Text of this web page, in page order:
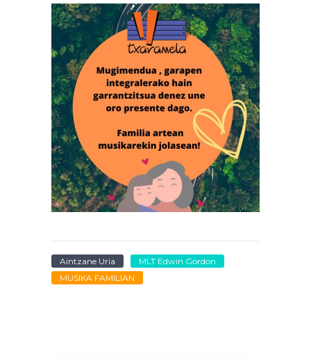
Aintzane Uria
MLT Edwin Gordon
MUSIKA FAMILIAN